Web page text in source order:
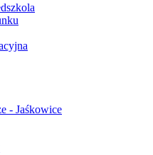
- Jaśkowice